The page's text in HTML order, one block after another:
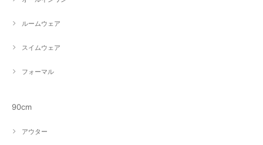
ルームウェア
スイムウェア
フォーマル
90cm
アウター